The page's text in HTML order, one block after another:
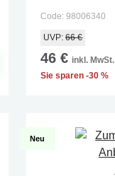
Code: 98006340
UVP:66 €
46 € inkl. MwSt.
Sie sparen -30 %
Neu